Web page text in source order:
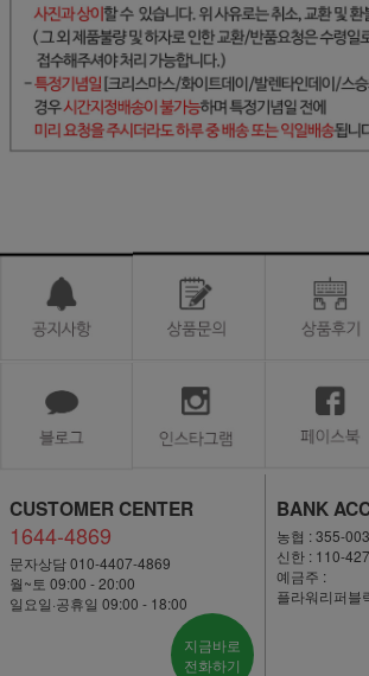
CUSTOMER CENTER
1644-4869
문자상담 010-4407-4869
월~토 09:00 - 20:00
일요일·공휴일 09:00 - 18:00
지금바로
전화하기
BANK
농협 : 355-
신한 : 110-
예금주 :
플라워리퍼블